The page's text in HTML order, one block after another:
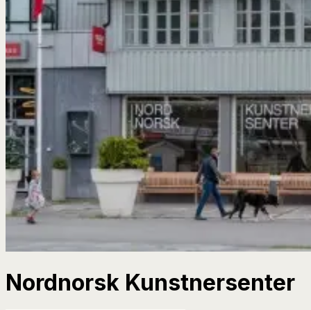
Nordnorsk Kunstnersenter